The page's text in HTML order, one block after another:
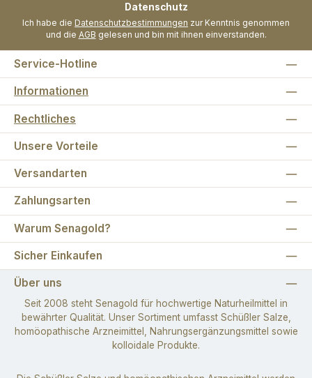
Datenschutz
Ich habe die Datenschutzbestimmungen zur Kenntnis genommen
und die AGB gelesen und bin mit ihnen einverstanden.
Service-Hotline
Informationen
Rechtliches
Unsere Vorteile
Versandarten
Zahlungsarten
Warum Senagold?
Sicher Einkaufen
Über uns
Seit 2008 steht Senagold für hochwertige Naturheilmittel in
bewährter Qualität. Unser Sortiment umfasst Schüßler Salze,
homöopathische Arzneimittel, Nahrungsergänzungsmittel sowie
kolloidale Produkte.